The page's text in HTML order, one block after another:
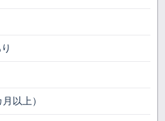
以上）